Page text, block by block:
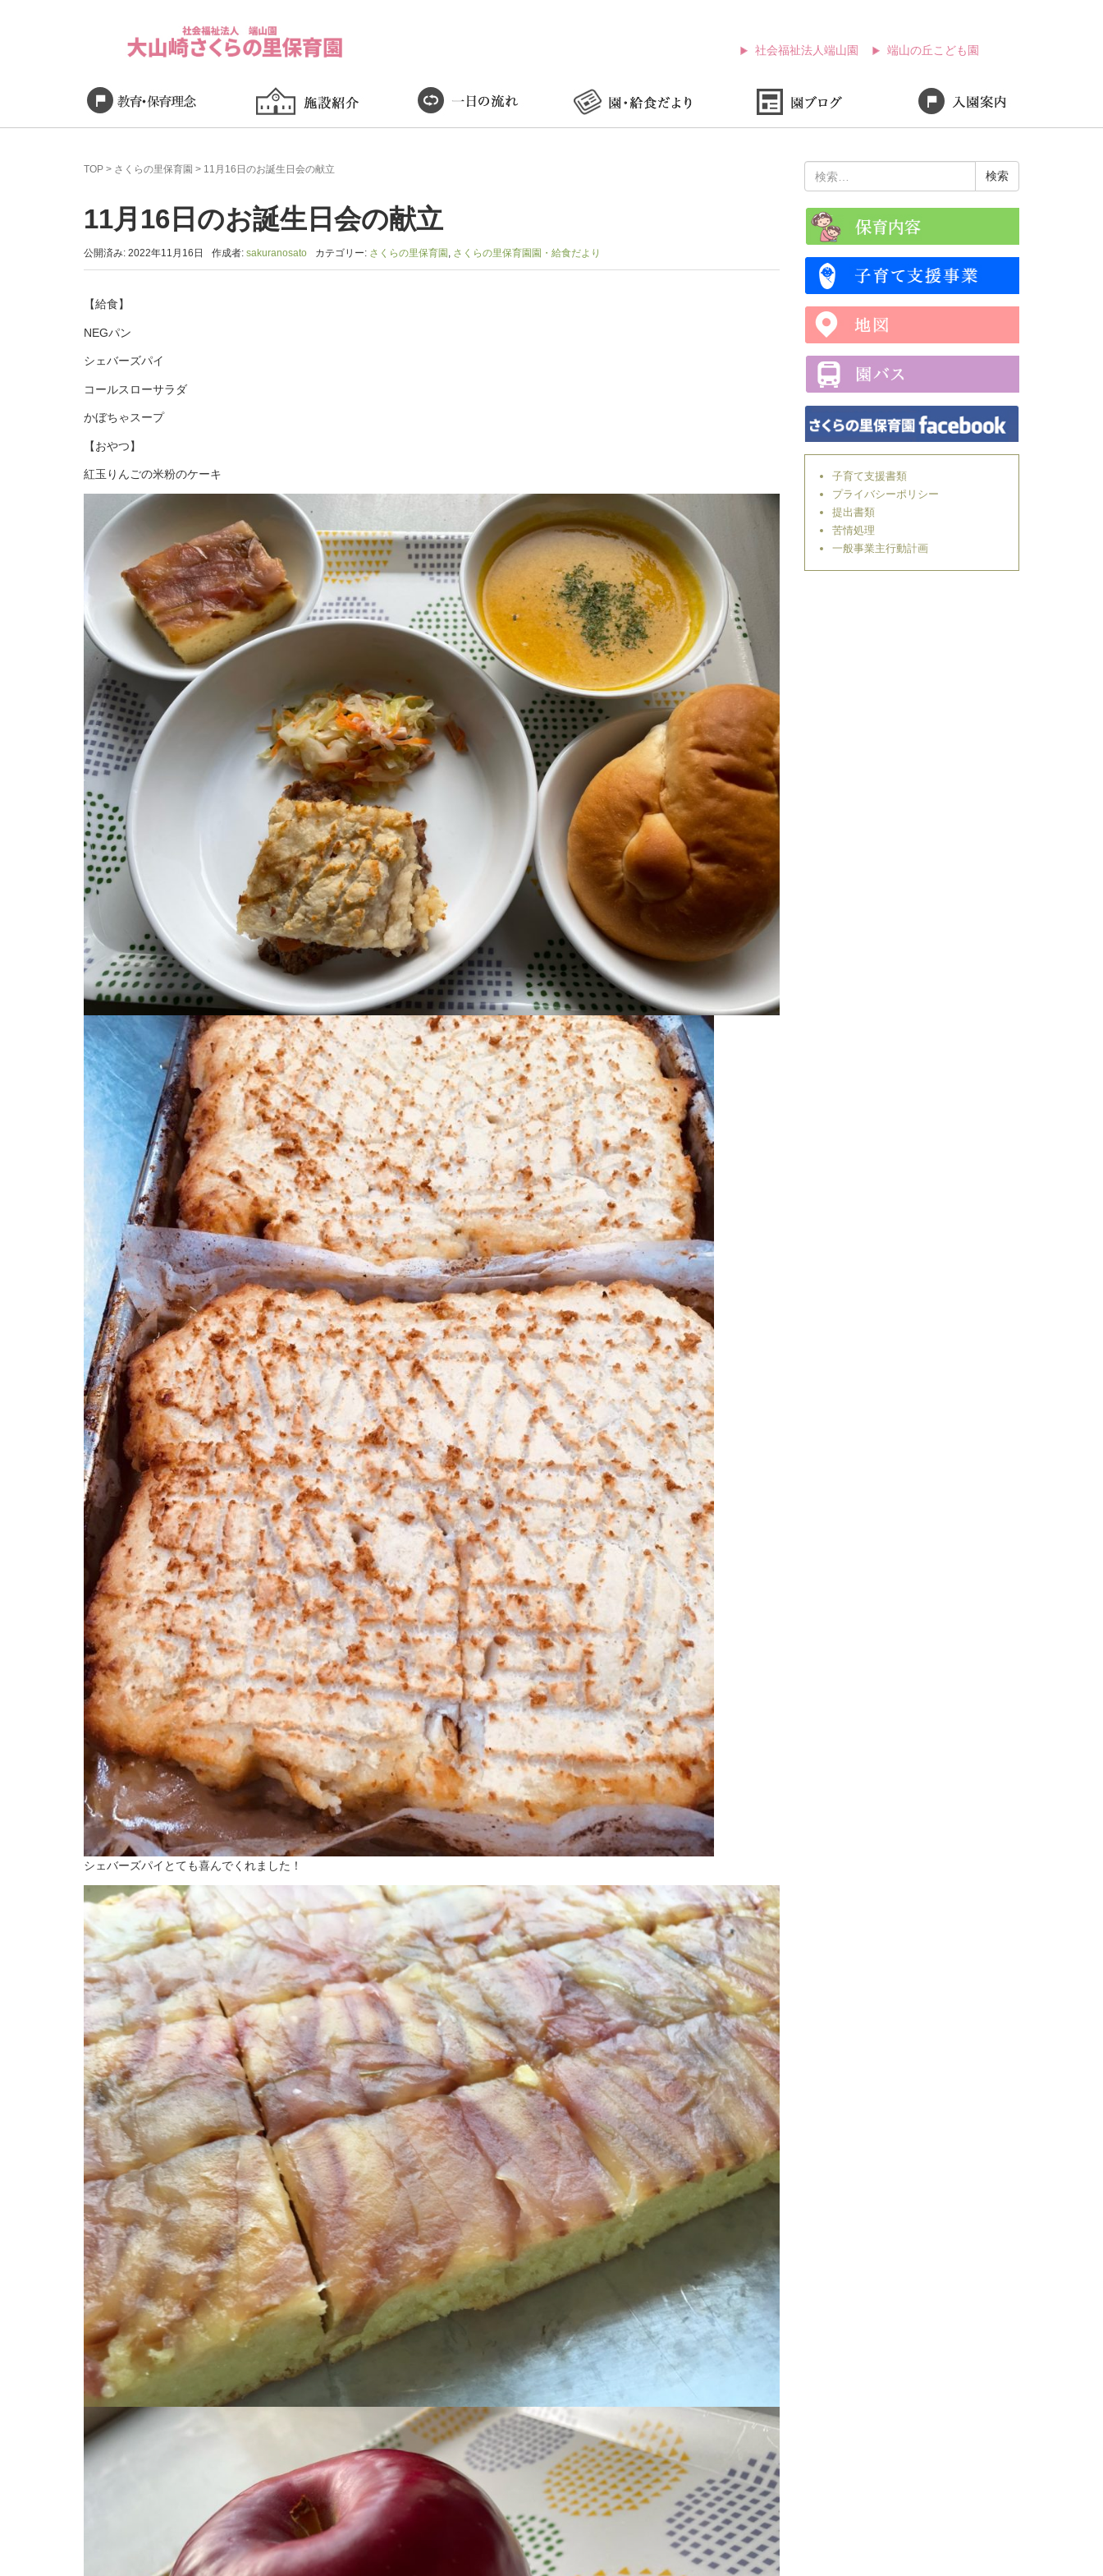
社会福祉法人端山園 端山の丘こども園
TOP > さくらの里保育園 > 11月16日のお誕生日会の献立
11月16日のお誕生日会の献立
公開済み: 2022年11月16日 作成者: sakuranosato カテゴリー: さくらの里保育園 , さくらの里保育園園・給食だより
【給食】
NEGパン
シェバーズパイ
コールスローサラダ
かぼちゃスープ
【おやつ】
紅玉りんごの米粉のケーキ
シェバーズパイとても喜んでくれました！
索:
子育て支援書類
プライバシーポリシー
提出書類
苦情処理
一般事業主行動計画